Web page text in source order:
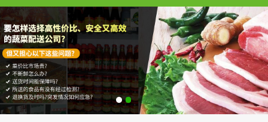
食堂承包 蔬菜配送
粮油配送 鲜肉配送
海鲜配送 食材配送